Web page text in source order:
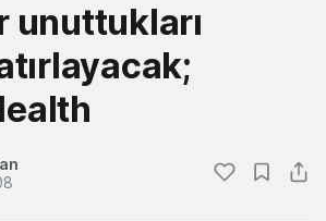
unuttukları